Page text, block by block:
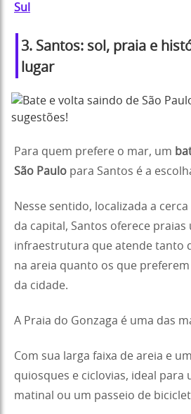
Sul
3. Santos: sol, praia e
lugar
Para quem prefere o mar, um
São Paulo para Santos é a
Nesse sentido, localizada a
da capital, Santos oferece
infraestrutura que atende tanto
na areia quanto os que
da cidade.
A Praia do Gonzaga é uma das
Com sua larga faixa de areia e
quiosques e ciclovias, ideal para
matinal ou um passeio de